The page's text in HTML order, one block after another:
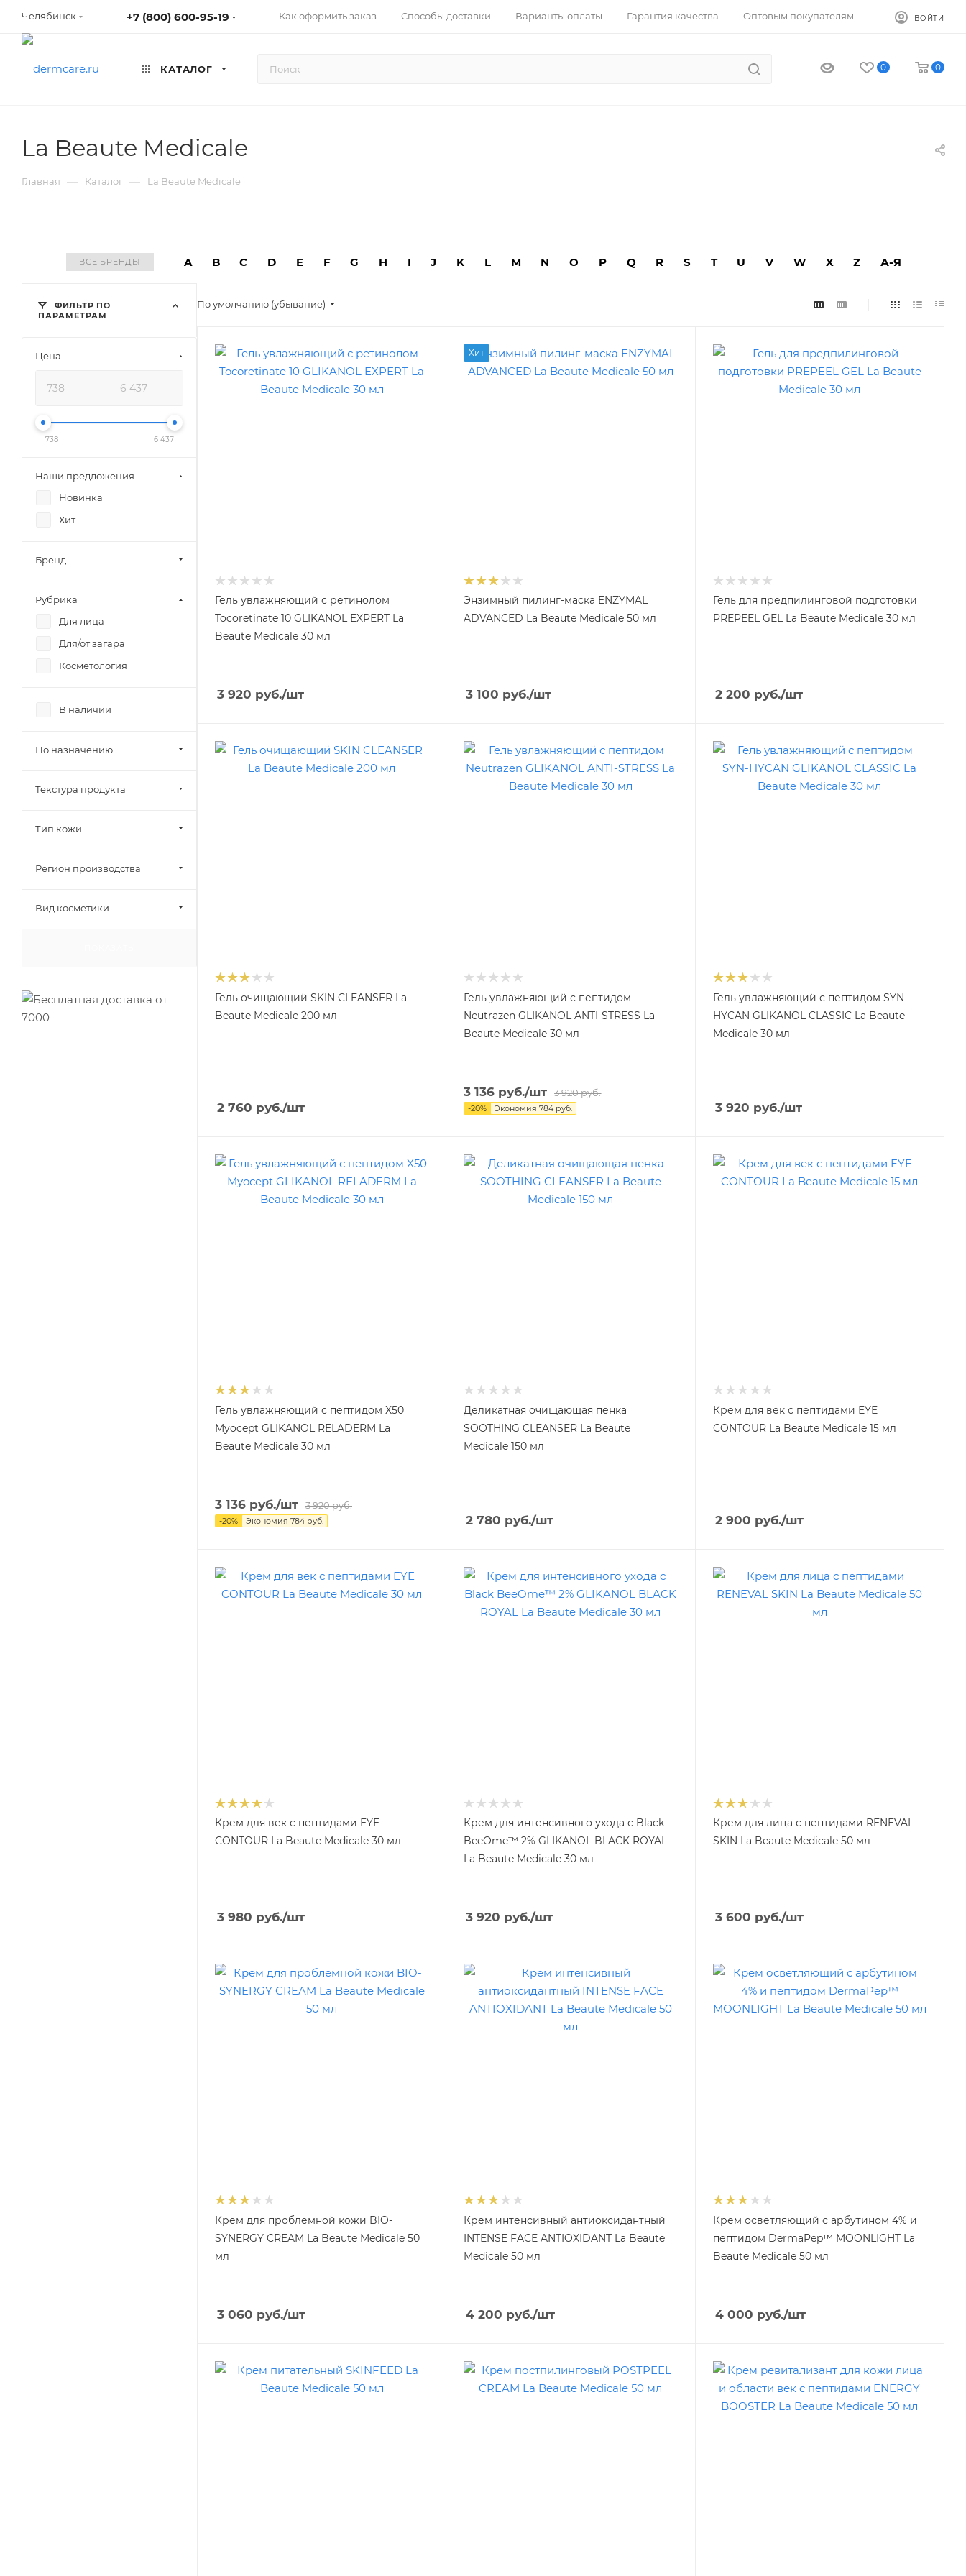
Челябинск +7 (800) 600-95-19 Как оформить заказ Способы доставки Варианты оплаты Гарантия качества Оптовым покупателям ВОЙТИ
КАТАЛОГ 0 0
La Beaute Medicale
Главная — Каталог — La Beaute Medicale
ВСЕ БРЕНДЫ A B C D E F G H I J K L M N O P Q R S T U V W X Z А-Я
По умолчанию (убывание)
Гель увлажняющий с ретинолом
Tocoretinate 10 GLIKANOL EXPERT La
Beaute Medicale 30 мл
3 920 руб./шт
Хит
Энзимный пилинг-маска ENZYMAL
ADVANCED La Beaute Medicale 50 мл
3 100 руб./шт
Гель для предпилинговой подготовки
PREPEEL GEL La Beaute Medicale 30 мл
2 200 руб./шт
Гель очищающий SKIN CLEANSER La
Beaute Medicale 200 мл
2 760 руб./шт
Гель увлажняющий с пептидом
Neutrazen GLIKANOL ANTI-STRESS La
Beaute Medicale 30 мл
3 136 руб./шт 3 920руб.
-20% Экономия784 руб.
Гель увлажняющий с пептидом SYN-
HYCAN GLIKANOL CLASSIC La Beaute
Medicale 30 мл
3 920 руб./шт
Гель увлажняющий с пептидом X50
Myocept GLIKANOL RELADERM La
Beaute Medicale 30 мл
3 136 руб./шт 3 920руб.
-20% Экономия 784 руб.
Деликатная очищающая пенка
SOOTHING CLEANSER La Beaute
Medicale 150 мл
2 780 руб./шт
Крем для век с пептидами EYE
CONTOUR La Beaute Medicale 15 мл
2 900 руб./шт
Крем для век с пептидами EYE
CONTOUR La Beaute Medicale 30 мл
3 980 руб./шт
Крем для интенсивного ухода с Black
BeeOme™ 2% GLIKANOL BLACK ROYAL
La Beaute Medicale 30 мл
3 920 руб./шт
Крем для лица с пептидами RENEVAL
SKIN La Beaute Medicale 50 мл
3 600 руб./шт
Крем для проблемной кожи BIO-
SYNERGY CREAM La Beaute Medicale 50
мл
3 060 руб./шт
Крем интенсивный антиоксидантный
INTENSE FACE ANTIOXIDANT La Beaute
Medicale 50 мл
4 200 руб./шт
Крем осветляющий с арбутином 4% и
пептидом DermaPep™ MOONLIGHT La
Beaute Medicale 50 мл
4 000 руб./шт
ФИЛЬТР ПО
ПАРАМЕТРАМ
Цена
738 6 437
Наши предложения
Новинка
Хит
Бренд
Рубрика
Для лица
Для/от загара
Косметология
В наличии
По назначению
Текстура продукта
Тип кожи
Регион производства
Вид косметики